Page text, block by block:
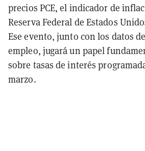
precios PCE, el indicador de
Reserva Federal de Estados
Ese evento, junto con los datos
empleo, jugará un papel
sobre tasas de interés
marzo.